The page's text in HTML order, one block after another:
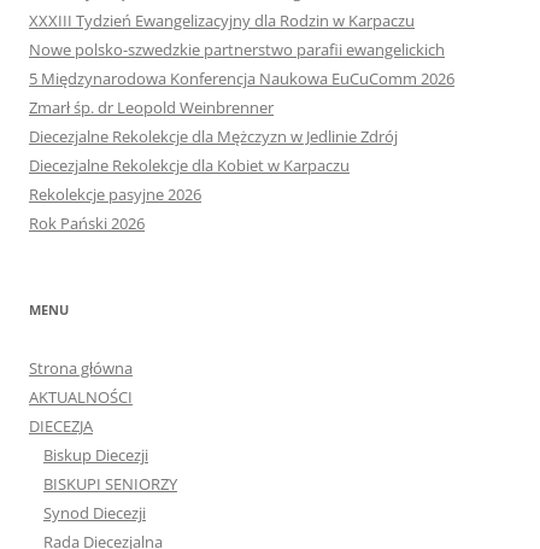
Zmarł śp. dr Leopold Weinbrenner
Diecezjalne Rekolekcje dla Mężczyzn w Jedlinie Zdrój
Diecezjalne Rekolekcje dla Kobiet w Karpaczu
Rekolekcje pasyjne 2026
Rok Pański 2026
MENU
AKTUALNOŚCI
Biskup Diecezji
BISKUPI SENIORZY
Synod Diecezji
Rada Diecezjalna
DELEGACI DO SYNODU KOŚCIOŁA
PARAFIE
DUCHOWNI